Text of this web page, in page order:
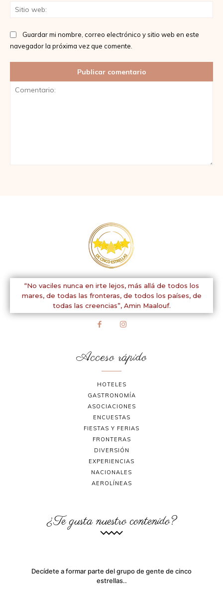
Guardar mi nombre, correo electrónico y sitio web en este
navegador la próxima vez que comente.
“No vaciles nunca en irte lejos, más allá de todos los
mares, de todas las fronteras, de todos los países, de
todas las creencias”, Amin Maalouf.
Acceso rápido
HOTELES
GASTRONOMÍA
ASOCIACIONES
ENCUESTAS
FIESTAS Y FERIAS
FRONTERAS
DIVERSIÓN
EXPERIENCIAS
NACIONALES
AEROLÍNEAS
¿Te gusta nuestro contenido?
Decídete a formar parte del grupo de gente de cinco
estrellas..